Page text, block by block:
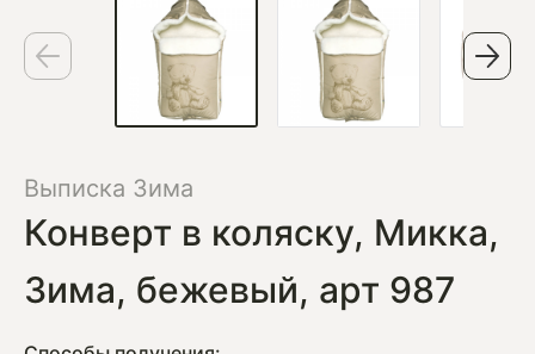
Выписка Зима
Конверт в коляску, Микка,
Зима, бежевый, арт 987